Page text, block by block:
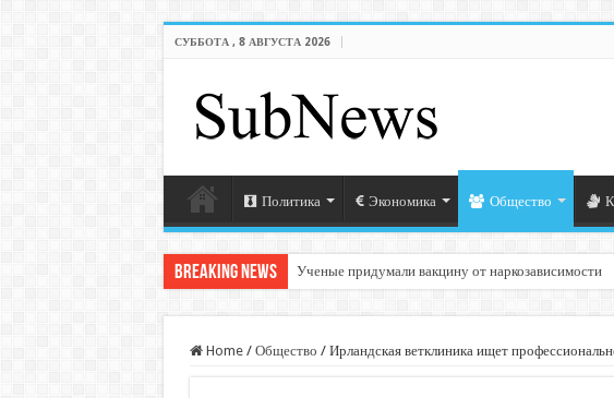
СУББОТА , 8 АВГУСТА 2026
Политика Экономика Общество
Breaking News Ученые придумали вакцину от наркозависимости
Home / Общество / Ирландская ветклиника ищет